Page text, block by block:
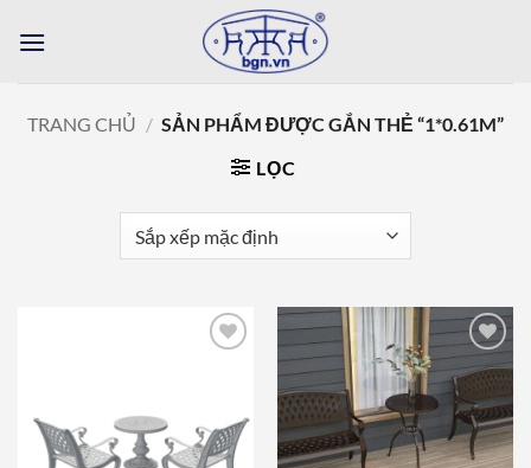
qua
TRANG CHỦ / SẢN PHẨM ĐƯỢC GẮN THẺ “1*0.61M”
LỌC
Add to
wishlist